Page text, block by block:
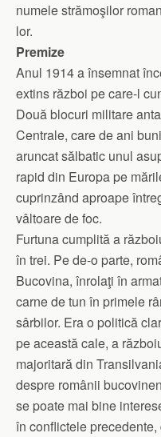
numele strămoşilor
lor.
Premize
Anul 1914 a însemnat
extins război pe care-l
Două blocuri militare
Centrale, care de ani
aruncat sălbatic unul
rapid din Europa pe
cuprinzând aproape
vâltoare de foc.
Furtuna cumplită a
în trei. Pe de-o parte,
Bucovina, înrolaţi în
carne de tun în primele
sârbilor. Era o politică
pe această cale, a
majoritară din
despre românii
se poate mai bine
în conflictele